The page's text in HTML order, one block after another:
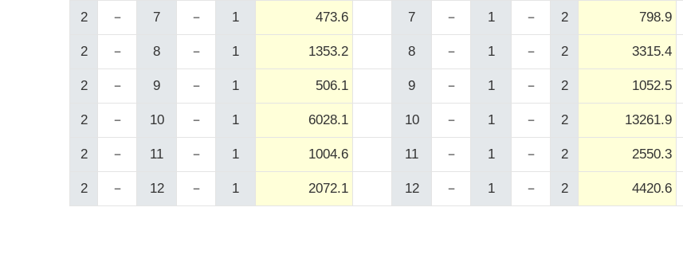
2 － 7 － 1 473.6 7 － 1 － 2 798.9
2 － 8 － 1 1353.2 8 － 1 － 2 3315.4
2 － 9 － 1 506.1 9 － 1 － 2 1052.5
2 － 10 － 1 6028.1 10 － 1 － 2 13261.9
2 － 11 － 1 1004.6 11 － 1 － 2 2550.3
2 － 12 － 1 2072.1 12 － 1 － 2 4420.6